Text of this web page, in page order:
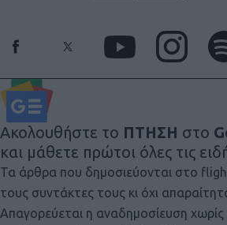
Ακολουθήστε το ΠΤΗΣΗ στο
και μάθετε πρώτοι όλες τις
Τα άρθρα που δημοσιεύονται στο
τους συντάκτες τους κι όχι
Απαγορεύεται η αναδημοσίευση χωρίς